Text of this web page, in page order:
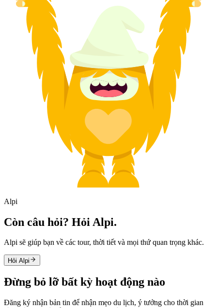
Alpi
Còn câu hỏi? Hỏi Alpi.
Alpi sẽ giúp bạn về các tour, thời tiết và mọi thứ quan trọng khác.
Hỏi Alpi
Đừng bỏ lỡ bất kỳ hoạt động nào
Đăng ký nhận bản tin để nhận mẹo du lịch, ý tưởng cho thời gian